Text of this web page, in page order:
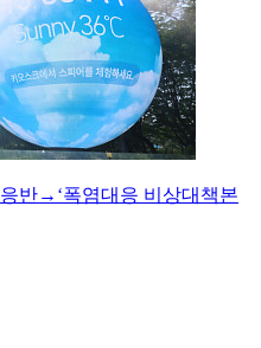
반→‘폭염대응 비상대책본